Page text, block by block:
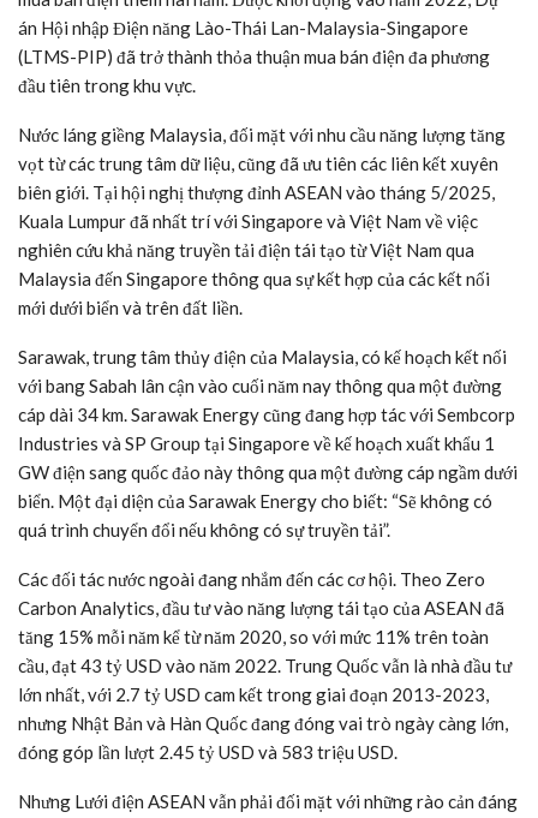
án Hội nhập Điện năng Lào-Thái Lan-Malaysia-Singapore
(LTMS-PIP) đã trở thành thỏa thuận mua bán điện đa phương
đầu tiên trong khu vực.
Nước láng giềng Malaysia, đối mặt với nhu cầu năng lượng tăng
vọt từ các trung tâm dữ liệu, cũng đã ưu tiên các liên kết xuyên
biên giới. Tại hội nghị thượng đỉnh ASEAN vào tháng 5/2025,
Kuala Lumpur đã nhất trí với Singapore và Việt Nam về việc
nghiên cứu khả năng truyền tải điện tái tạo từ Việt Nam qua
Malaysia đến Singapore thông qua sự kết hợp của các kết nối
mới dưới biển và trên đất liền.
Sarawak, trung tâm thủy điện của Malaysia, có kế hoạch kết nối
với bang Sabah lân cận vào cuối năm nay thông qua một đường
cáp dài 34 km. Sarawak Energy cũng đang hợp tác với Sembcorp
Industries và SP Group tại Singapore về kế hoạch xuất khẩu 1
GW điện sang quốc đảo này thông qua một đường cáp ngầm dưới
biển. Một đại diện của Sarawak Energy cho biết: “Sẽ không có
quá trình chuyển đổi nếu không có sự truyền tải”.
Các đối tác nước ngoài đang nhắm đến các cơ hội. Theo Zero
Carbon Analytics, đầu tư vào năng lượng tái tạo của ASEAN đã
tăng 15% mỗi năm kể từ năm 2020, so với mức 11% trên toàn
cầu, đạt 43 tỷ USD vào năm 2022. Trung Quốc vẫn là nhà đầu tư
lớn nhất, với 2.7 tỷ USD cam kết trong giai đoạn 2013-2023,
nhưng Nhật Bản và Hàn Quốc đang đóng vai trò ngày càng lớn,
đóng góp lần lượt 2.45 tỷ USD và 583 triệu USD.
Nhưng Lưới điện ASEAN vẫn phải đối mặt với những rào cản đáng